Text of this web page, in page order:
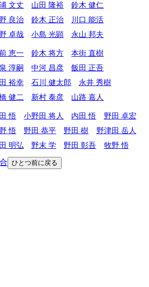
文丈
山田 隆裕
鈴木 健仁
野 良治
鈴木 正治
川口 能活
卓哉
小島 光顕 永山 邦夫
恵一 鈴木 将方
本街 直樹
淳嗣
中河 昌彦
飯田 正吾
裕幸
石川 健太郎
永井 秀樹
健二
新村 泰彦 山路 嘉人
悟 小野田 将人 内田 悟
野田 卓宏
悟
野田 恭平 野田 樹
野津田 岳人
明弘
野末 学 野田 彰吾
牧野 悟
ひとつ前に戻る